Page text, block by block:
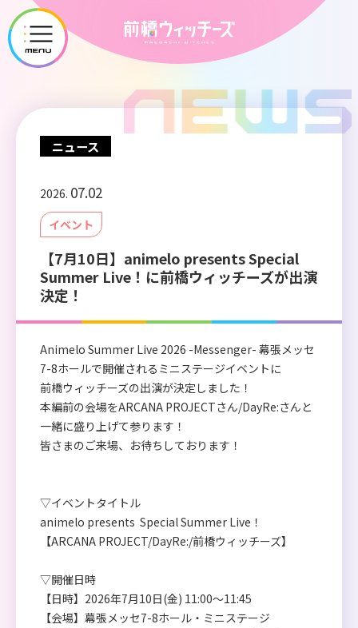
メ
ニ
ー
ニュース
2026. 07.02
イベント
【7月10日】animelo presents Special
Summer Live！に前橋ウィッチーズが出演
決定！
Animelo Summer Live 2026 -Messenger- 幕張メッセ
7-8ホールで開催されるミニステージイベントに
前橋ウィッチーズの出演が決定しました！
本編前の会場をARCANA PROJECTさん/DayRe:さんと
一緒に盛り上げて参ります！
皆さまのご来場、お待ちしております！
▽イベントタイトル
animelo presents Special Summer Live！
【ARCANA PROJECT/DayRe:/前橋ウィッチーズ】
▽開催日時
【日時】2026年7月10日(金) 11:00〜11:45
【会場】幕張メッセ7-8ホール・ミニステージ